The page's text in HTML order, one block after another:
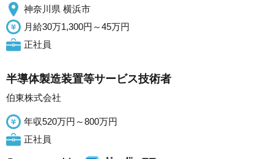
神奈川県 横浜市
月給30万1,300円～45万円
正社員
半導体製造装置等サービス技術者
伯東株式会社
年収520万円～800万円
正社員